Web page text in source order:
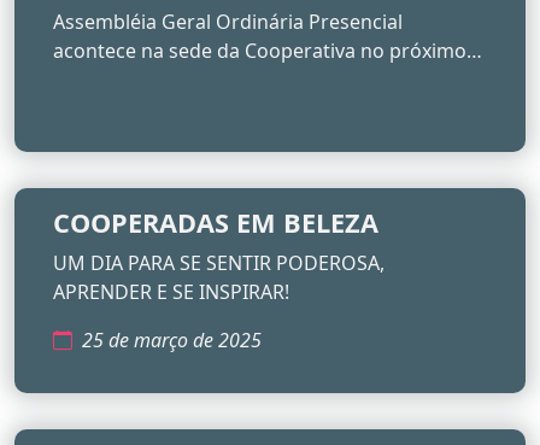
Assembléia Geral Ordinária Presencial
acontece na sede da Cooperativa no próximo
COOPERADAS EM BELEZA
UM DIA PARA SE SENTIR PODEROSA,
APRENDER E SE INSPIRAR!
25 de março de 2025